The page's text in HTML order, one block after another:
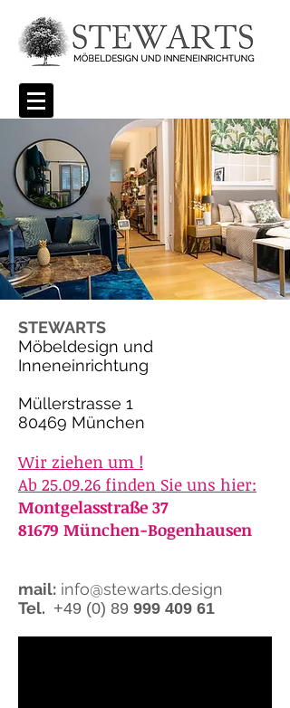
STEWARTS
Möbeldesign und
Inneneinrichtung
Müllerstrasse 1
80469 München
Wir ziehen um !
Ab 25.09.26 finden Sie uns hier:
Montgelasstraße 37
81679 München-Bogenhausen
mail: info@stewarts.design
Tel. +49 (0) 89 999 409 61